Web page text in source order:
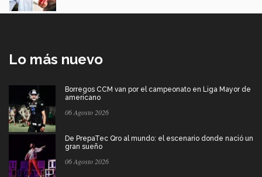
Lo más nuevo
Borregos CCM van por el campeonato en Liga Mayor de
americano
06 Agosto 2026
De PrepaTec Qro al mundo: el escenario donde nació un
gran sueño
06 Agosto 2026